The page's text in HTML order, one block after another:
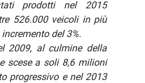
prodotti nel 2015
526.000 veicoli in più
del 3%.
2009, al culmine della
scese a soli 8,6 milioni
progressivo e nel 2013